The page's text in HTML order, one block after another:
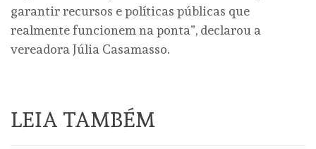
garantir recursos e políticas públicas que
realmente funcionem na ponta”, declarou a
vereadora Júlia Casamasso.
LEIA TAMBÉM